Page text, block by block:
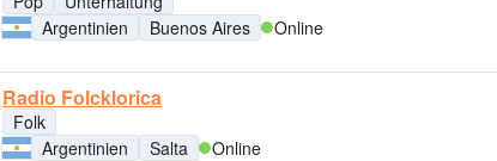
Argentinien
Buenos Aires Online
Radio Folcklorica
Folk
Argentinien
Salta Online